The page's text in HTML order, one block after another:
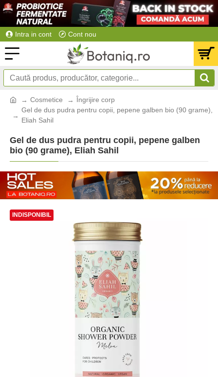
Intra in cont Cont nou
Cosmetice
Îngrijire corp
Gel de dus pudra pentru copii, pepene galben bio (90 grame),
Eliah Sahil
Gel de dus pudra pentru copii, pepene galben
bio (90 grame), Eliah Sahil
INDISPONIBIL